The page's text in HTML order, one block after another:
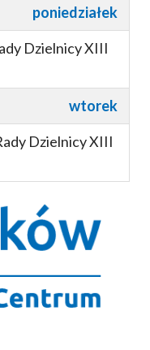
poniedziałek
Dzielnicy XIII
wtorek
Dzielnicy XIII